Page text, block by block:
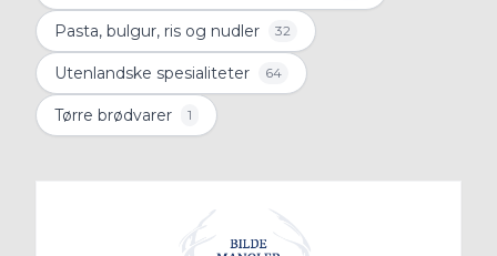
Pasta, bulgur, ris og nudler 32
Utenlandske spesialiteter 64
Tørre brødvarer 1